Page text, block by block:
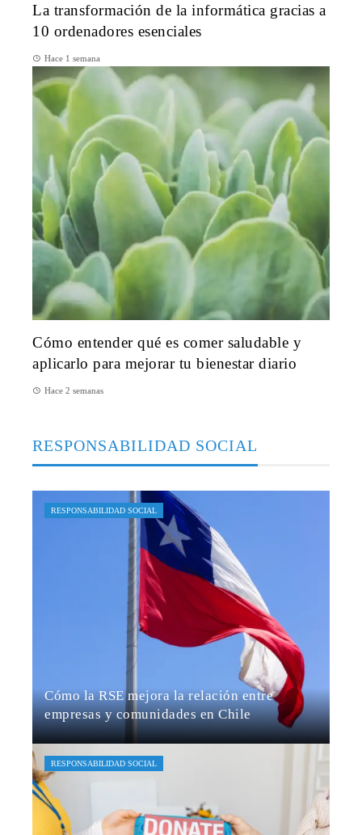
La transformación de la informática gracias a
10 ordenadores esenciales
Hace 1 semana
Cómo entender qué es comer saludable y
aplicarlo para mejorar tu bienestar diario
Hace 2 semanas
RESPONSABILIDAD SOCIAL
Cómo la RSE mejora la relación entre
empresas y comunidades en Chile
RESPONSABILIDAD SOCIAL
RESPONSABILIDAD SOCIAL